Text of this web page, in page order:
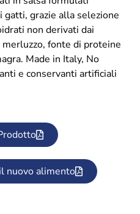
gatti, grazie alla selezione
non derivati dai
fonte di proteine
Made in Italy, No
e conservanti artificiali
nuovo alimento